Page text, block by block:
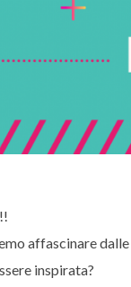
!!
affascinare dalle
inspirata?